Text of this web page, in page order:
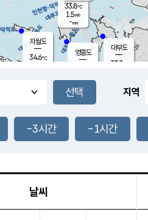
풍도
2.9m/s
33.8℃
1.5m/s
-mm
영흥도
자월도
34.6℃
대부도
33.3
지역
-3시간 -1시간
날씨